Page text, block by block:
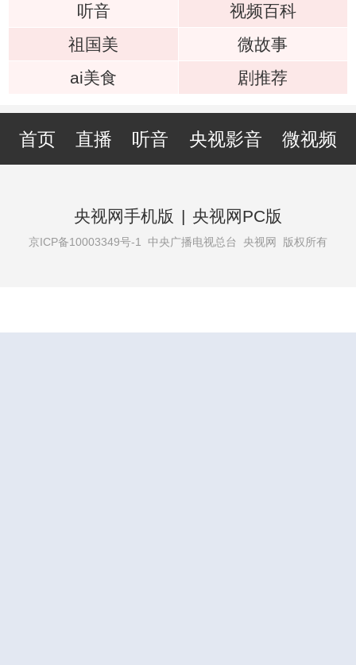
听音
视频百科
祖国美
微故事
ai美食
剧推荐
首页 直播 听音 央视影音 微视频
央视网手机版 | 央视网PC版
京ICP备10003349号-1 中央广播电视总台 央视网 版权所有